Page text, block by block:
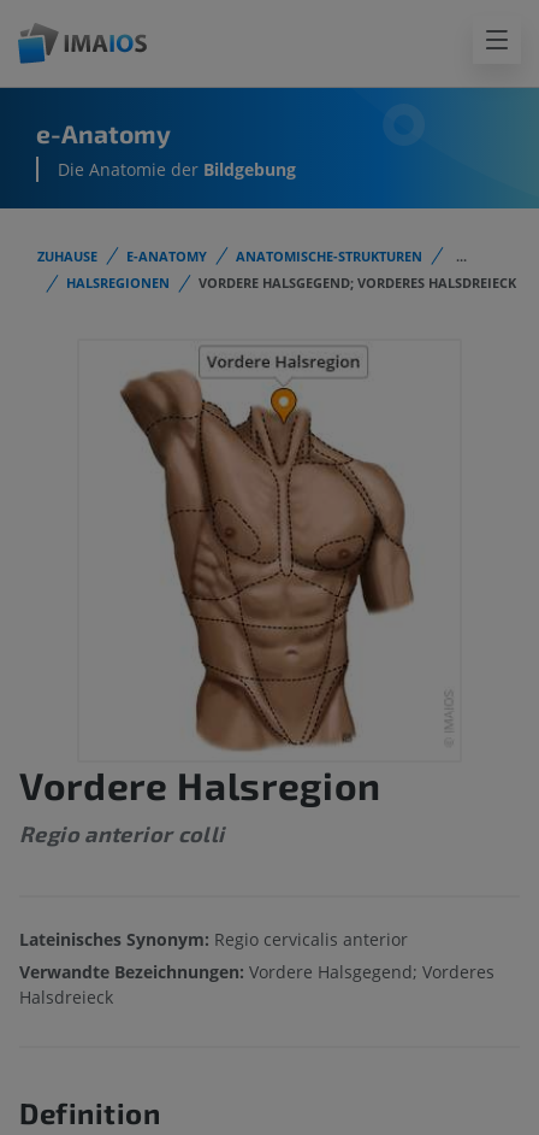
e-Anatomy
Die Anatomie der Bildgebung
ZUHAUSE E-ANATOMY ANATOMISCHE-STRUKTUREN
...
HALSREGIONEN
VORDERE HALSGEGEND; VORDERES HALSDREIECK
Vordere Halsregion
Regio anterior colli
Lateinisches Synonym: Regio cervicalis anterior
Verwandte Bezeichnungen: Vordere Halsgegend; Vorderes
Halsdreieck
Definition